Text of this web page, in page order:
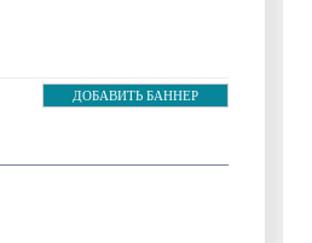
ДОБАВИТЬ БАННЕР